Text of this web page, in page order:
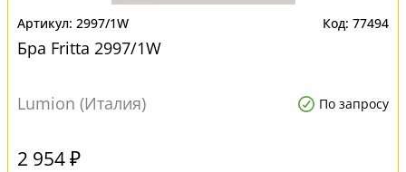
2997/1W 77494
Бра Fritta 2997/1W
Lumion (Италия) По запросу
2 954 ₽